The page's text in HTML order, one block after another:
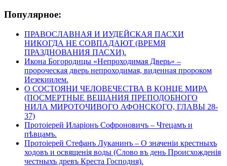
Популярное:
ПРАВОСЛАВНАЯ И ИУДЕЙСКАЯ ПАСХИ
НИКОГДА НЕ СОВПАДАЮТ (ВРЕМЯ
ПРАЗДНОВАНИЯ ПАСХИ).
Икона Богородицы «Непроходимая Дверь» –
пророческая дверь непроходимая, виденная пророком
Иезекиилем.
О СОСТОЯНИ ЧЕЛОВЕЧЕСТВА В КОНЦЕ МИРА
(ПОСМЕРТНЫЕ ВЕЩАНИЯ ПРЕПОДОБНОГО
НИЛА МИРОТОЧИВОГО АФОНСКОГО, ГЛАВЫ 28-
37)
Протоіерей Иларіонъ Софроновичъ – Чтецамъ и
пѣвцамъ.
Протоіерей Стефанъ Луканинъ – О значеніи крестныхъ
ходовъ и освященія воды (Слово въ день Происхожденія
честныхъ древъ Креста Господня).